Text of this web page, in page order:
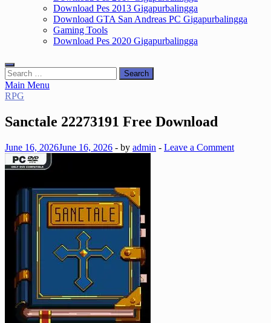
Download Pes 2013 Gigapurbalingga
Download GTA San Andreas PC Gigapurbalingga
Gaming Tools
Download Pes 2020 Gigapurbalingga
Search
for:
Main Menu
RPG
Sanctale 22273191 Free Download
June 16, 2026June 16, 2026 - by admin - Leave a Comment